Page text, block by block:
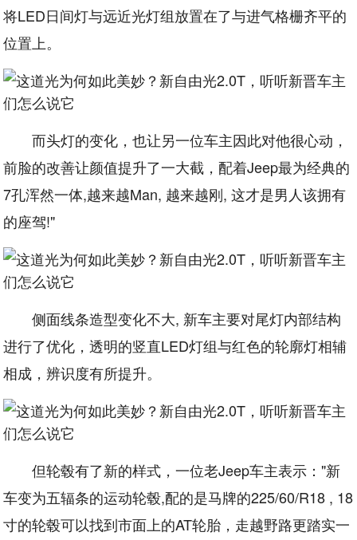
将LED日间灯与远近光灯组放置在了与进气格栅齐平的
位置上。
而头灯的变化，也让另一位车主因此对他很心动，
前脸的改善让颜值提升了一大截，配着Jeep最为经典的
7孔浑然一体,越来越Man, 越来越刚, 这才是男人该拥有
的座驾!"
侧面线条造型变化不大, 新车主要对尾灯内部结构
进行了优化，透明的竖直LED灯组与红色的轮廓灯相辅
相成，辨识度有所提升。
但轮毂有了新的样式，一位老Jeep车主表示："新
车变为五辐条的运动轮毂,配的是马牌的225/60/R18 , 18
寸的轮毂可以找到市面上的AT轮胎，走越野路更踏实一